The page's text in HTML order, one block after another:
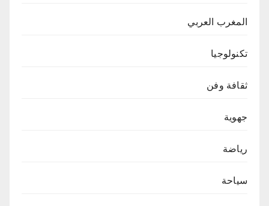
المغرب العربي
تكنولوجيا
ثقافة وفن
جهوية
رياضة
سياحة